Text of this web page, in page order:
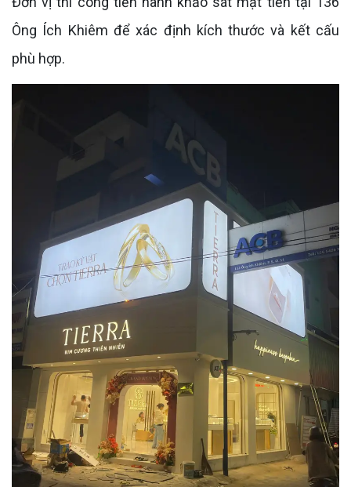
Ông Ích Khiêm để xác định kích thước và kết cấu
phù hợp.